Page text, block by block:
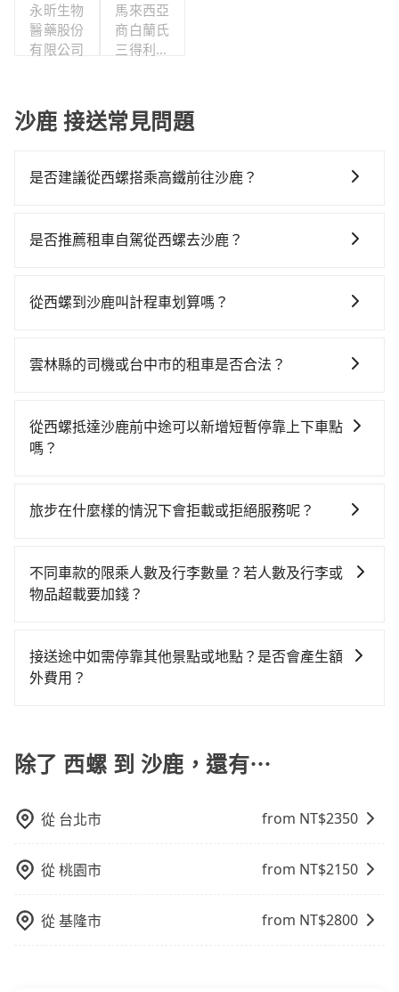
公司
永昕生物
醫藥股份
有限公司
馬來西亞
商白蘭氏
三得利股
公司
沙鹿 接送常見問題
是否建議從西螺搭乘高鐵前往沙鹿？
煩，且難叫計程車前往高鐵站！不過從最早一班車06:34
設從雲林縣西螺鎮前往最靠近的雲林高鐵站，叫一輛計
坐19~23分鐘（平均21分）的高鐵從雲林站前往台中高
後，抵達台中市沙鹿區的目的地。全程加上轉車時間共1
小時38分鐘，假設2位同行，高鐵加轉乘之平均每人花費
小黃的難度是雙北大城市的300倍。縱使幸運攔到一輛小
到府專車接送，則每人平均花費約880元，費時44分
鐘。選擇搭乘高鐵而不預約包車，不僅每人至少額外負
也可參考tripool的拼車共乘服務，最多可再節省50%的
交通費用。
是否推薦租車自駕從西螺去沙鹿？
對的時間彈性，最重要的是你當天就要來回，那在雲林
公里再額外加收$3.2，從西螺到沙鹿的花費預估為
40元路邊停車費用預估進去，但額外的汽車保險與可能
的罰單都需自付。再者，和運的iRent只提供最基本的車
九人座可供選擇，而且無人租車最令人詬病的就是車
樣。另外，偶爾也會遇到明明已經預約了時間但上一位
用戶卻遲遲尚未歸還，又或者要還車時卻偏偏找不到停
使用時還是有其區域的限制，實際可停靠的地點與你的
上下車地點仍有段距離，在遇到下雨天或者載行李時，
從西螺到沙鹿叫計程車划算嗎？
灣大車隊，如果在路邊攔不到車，也可考慮打電話至西
1,315~1,600元間。不過雲林縣僅有合法計程車約200
輛，計程車密度為雙北的0.4%，也就是說要臨時叫到小
最好先上網預約，以免當場被坑受騙。雖然西螺到沙鹿
可用約8.5折預約一台專車服務。
雲林縣的司機或台中市的租車是否合法？
車、私家車或野雞車在招攬生意，這不僅是違法可能被
警察臨檢並趕下車，出意外後保險公司更是不會提供任
風險。而tripool雇用的司機、使用的車輛以及配合的車
險。最好辨別叫的車是否合法，就看車牌的開頭，只要
不是R或T開頭的車，就一定是違法。
從西螺抵達沙鹿前中途可以新增短暫停靠上下車點
嗎？
往沙鹿的途中可備註加點。每個加點位置，前後額外里
用是必要的補償。
旅步在什麼樣的情況下會拒載或拒絕服務呢？
原因，司機有權拒絕服務： 1) 當日搭車人數或行李超過
訂購時填寫的數量。請務必確實填寫當日實際攜帶的行
童的安全，依道路交通安全規則規定，四歲以下的孩童
必須乘坐兒童座椅。 3) 搭乘寵物友善專車卻沒有裝籠。
不同車款的限乘人數及行李數量？若人數及行李或
物品超載要加錢？
的車型。 五人座驕車可乘坐三位乘客，並可攜帶三個隨
身行李與兩個30吋行李箱 五人座休旅車可乘坐四位乘
能超載人數。 如果您攜帶的行李或物品較多，我們會根
據情況收取微搬家費用，費用在300至500元之間。
接送途中如需停靠其他景點或地點？是否會產生額
外費用？
公里內，需額外支付 200 元，且每個點最多停留 5 分
鐘。加點費用可以在乘車當天下車前給司機現付。如果
外支付費用。
除了 西螺 到 沙鹿，還有⋯
從 台北市 from NT$2350
從桃園市 from NT$2150
從基隆市 from NT$2800